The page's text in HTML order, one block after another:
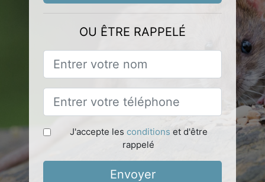
OU ÊTRE RAPPELÉ
J'accepte les conditions et d'être
rappelé
Envoyer